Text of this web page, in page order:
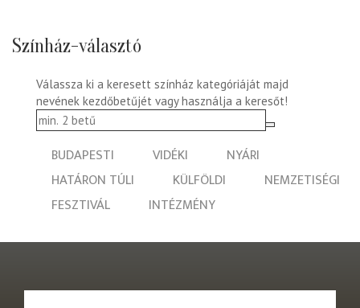
Színház-választó
Válassza ki a keresett színház kategóriáját majd
nevének kezdőbetűjét vagy használja a keresőt!
BUDAPESTI VIDÉKI
NYÁRI
HATÁRON TÚLI
KÜLFÖLDI
NEMZETISÉGI
FESZTIVÁL
INTÉZMÉNY